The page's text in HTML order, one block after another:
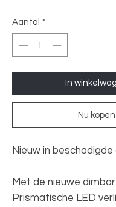
Aantal *
In
Nu kopen
Nieuw in beschadigde
Met de nieuwe
Prismatische LED